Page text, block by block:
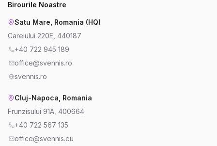
Birourile Noastre
Satu Mare, Romania (HQ)
Careiului 220E, 440187
+40 722 945 189
office@svennis.ro
svennis.ro
Cluj-Napoca, Romania
Frunzisului 91A, 400664
+40 722 567 135
office@svennis.eu